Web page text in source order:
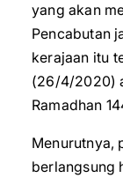
yang akan
Pencabutan
kerajaan itu
(26/4/2020)
Ramadhan
Menurutnya,
berlangsung